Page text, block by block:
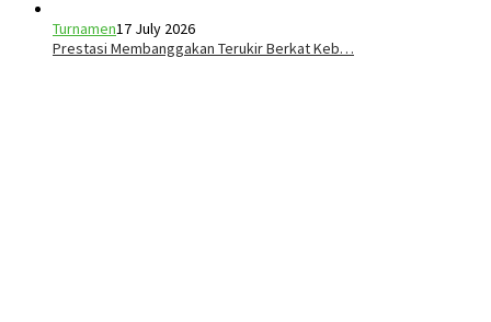
Turnamen17 July 2026
Prestasi Membanggakan Terukir Berkat Keb…